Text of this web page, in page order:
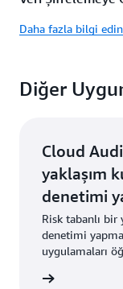
Daha fazla bilgi
Diğer
Cloud
yaklaşım
denetimi
becerileri
öğrenin.
Risk tabanlı
denetimi
uygulamaları